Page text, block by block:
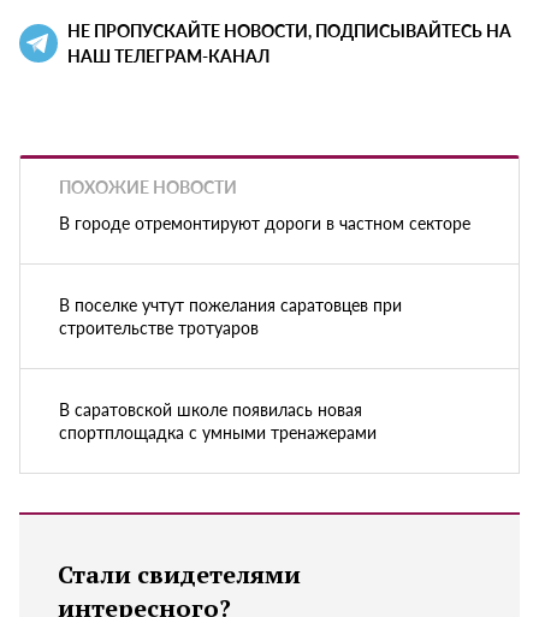
НЕ ПРОПУСКАЙТЕ НОВОСТИ, ПОДПИСЫВАЙТЕСЬ НА
НАШ ТЕЛЕГРАМ-КАНАЛ
ПОХОЖИЕ НОВОСТИ
В городе отремонтируют дороги в частном секторе
В поселке учтут пожелания саратовцев при
строительстве тротуаров
В саратовской школе появилась новая
спортплощадка с умными тренажерами
Стали свидетелями
интересного?